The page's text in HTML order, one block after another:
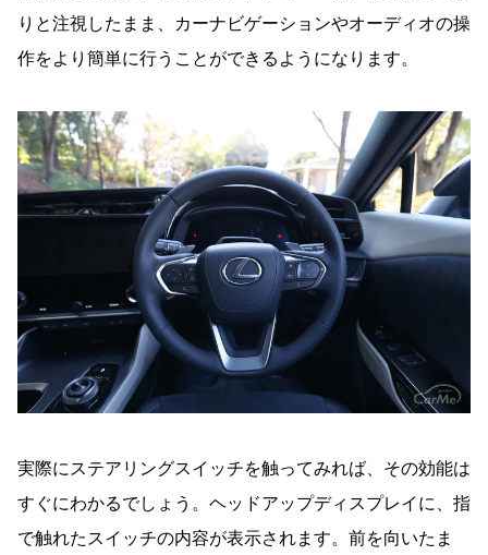
りと注視したまま、カーナビゲーションやオーディオの操
作をより簡単に行うことができるようになります。
実際にステアリングスイッチを触ってみれば、その効能は
すぐにわかるでしょう。ヘッドアップディスプレイに、指
で触れたスイッチの内容が表示されます。前を向いたま